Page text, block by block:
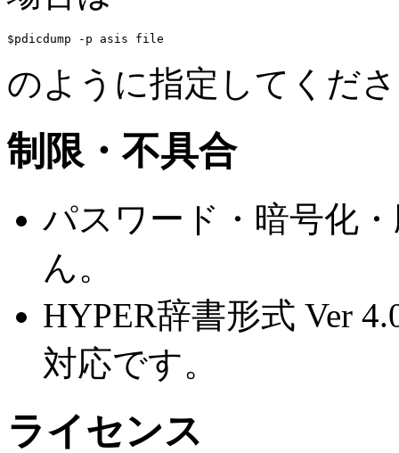
$pdicdump -p asis file
のように指定してくだ
制限・不具合
パスワード・暗号化
ん。
HYPER辞書形式 Ver
対応です。
ライセンス